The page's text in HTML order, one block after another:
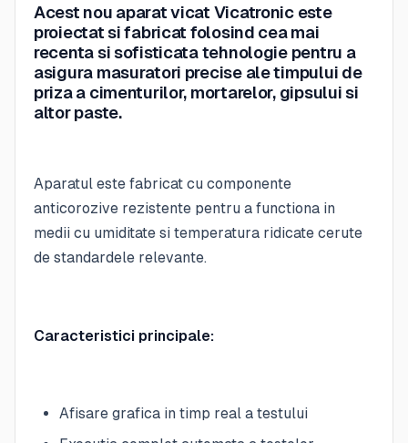
Acest nou aparat vicat Vicatronic este
proiectat si fabricat folosind cea mai
recenta si sofisticata tehnologie pentru a
asigura masuratori precise ale timpului de
priza a cimenturilor, mortarelor, gipsului si
altor paste.
Aparatul este fabricat cu componente
anticorozive rezistente pentru a functiona in
medii cu umiditate si temperatura ridicate cerute
de standardele relevante.
Caracteristici principale:
Afisare grafica in timp real a testului